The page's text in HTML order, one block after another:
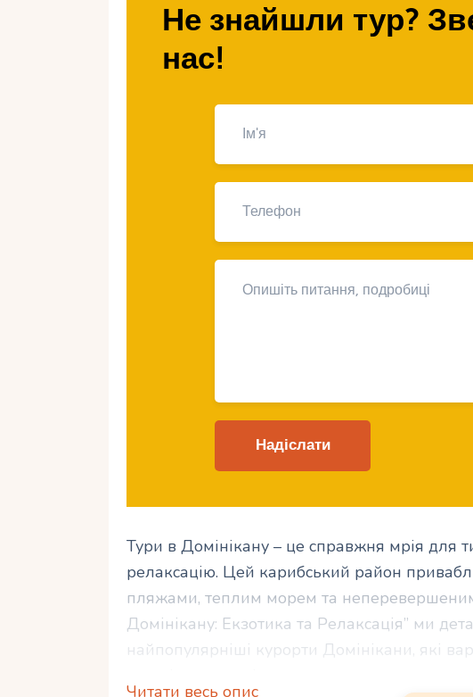
Не знайшли тур?
нас!
Тури в Домінікану – це справжня мрія для
релаксацію. Цей карибський район
пляжами, теплим морем та неперевершеним
Домінікану: Екзотика та Релаксація” ми
найпопулярніші курорти Домінікани, які
Читати весь опис